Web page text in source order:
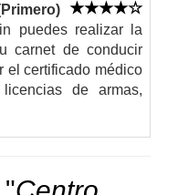
puedes realizar la
carnet de conducir
el certificado médico
de armas,